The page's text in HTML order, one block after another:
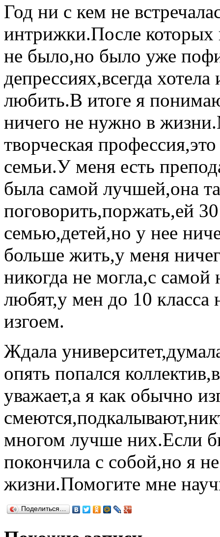
Год ни с кем не
интрижки.После которых
не было,но было уже
депрессиях,всегда
любить.В итоге я
ничего не нужно в
творческая
семьи.У меня есть
была самой лучшей,она
поговорить,поржать,ей
семью,детей,но у нее
больше жить,у меня
никогда не могла,с
любят,у мен до 10 класса
изгоем.
Ждала
опять попался
уважает,а я как обычно
многом лучше них.Если
покончила с собой,но я
жизни.Помогите мне
Поделиться…